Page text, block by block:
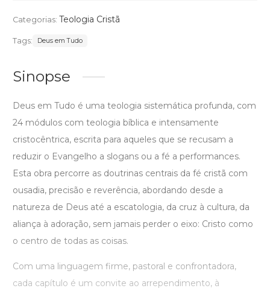
Categorias: Teologia Cristã
Tags: Deus em Tudo
Sinopse
Deus em Tudo é uma teologia sistemática profunda, com
24 módulos com teologia bíblica e intensamente
cristocêntrica, escrita para aqueles que se recusam a
reduzir o Evangelho a slogans ou a fé a performances.
Esta obra percorre as doutrinas centrais da fé cristã com
ousadia, precisão e reverência, abordando desde a
natureza de Deus até a escatologia, da cruz à cultura, da
aliança à adoração, sem jamais perder o eixo: Cristo como
o centro de todas as coisas.
Com uma linguagem firme, pastoral e confrontadora,
cada capítulo é um convite ao arrependimento, à